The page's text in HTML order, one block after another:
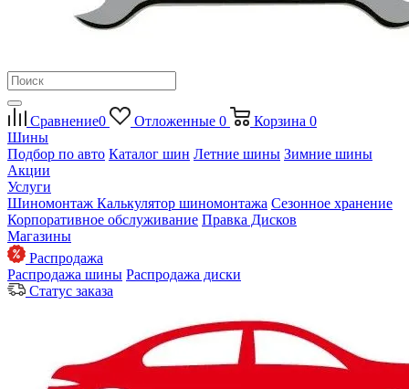
Сравнение0 Отложенные 0 Корзина 0
Шины
Подбор по авто Каталог шин Летние шины Зимние шины
Акции
Услуги
Шиномонтаж Калькулятор шиномонтажа Сезонное хранение
Корпоративное обслуживание Правка Дисков
Магазины
Распродажа
Распродажа шины Распродажа диски
Статус заказа